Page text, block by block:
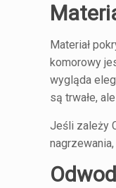
Materiał
komorowy
wygląda
są trwałe,
Jeśli zależy